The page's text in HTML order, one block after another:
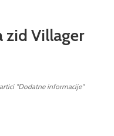
zid Villager
"Dodatne informacije"